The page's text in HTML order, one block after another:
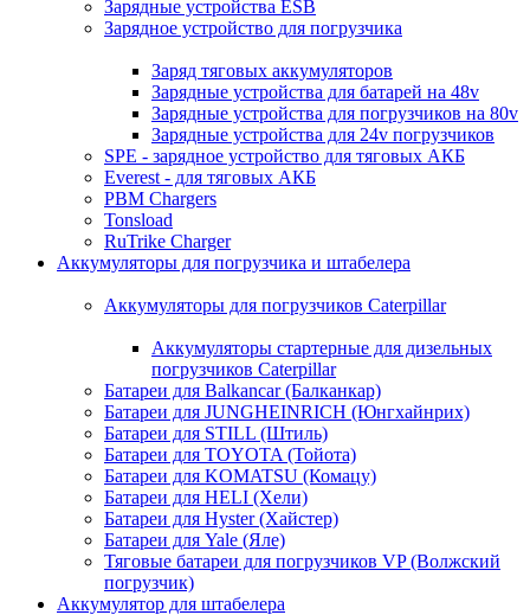
Зарядные устройства ESB
Зарядное устройство для погрузчика
Заряд тяговых аккумуляторов
Зарядные устройства для батарей на 48v
Зарядные устройства для погрузчиков на 80v
Зарядные устройства для 24v погрузчиков
SPE - зарядное устройство для тяговых АКБ
Everest - для тяговых АКБ
PBM Chargers
Tonsload
RuTrike Charger
Аккумуляторы для погрузчика и штабелера
Аккумуляторы для погрузчиков Caterpillar
Аккумуляторы стартерные для дизельных
погрузчиков Caterpillar
Батареи для Balkancar (Балканкар)
Батареи для JUNGHEINRICH (Юнгхайнрих)
Батареи для STILL (Штиль)
Батареи для TOYOTA (Тойота)
Батареи для KOMATSU (Комацу)
Батареи для HELI (Хели)
Батареи для Hyster (Хайстер)
Батареи для Yale (Яле)
Тяговые батареи для погрузчиков VP (Волжский
погрузчик)
Аккумулятор для штабелера